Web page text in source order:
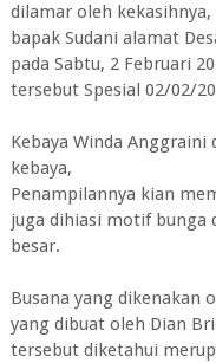
dilamar oleh kekasihnya,
bapak Sudani alamat
pada Sabtu, 2 Februari
tersebut Spesial 02/02/
Kebaya Winda
kebaya,
Penampilannya kian
juga dihiasi motif bunga
besar.
Busana yang dikenakan
yang dibuat oleh Dian
tersebut diketahui